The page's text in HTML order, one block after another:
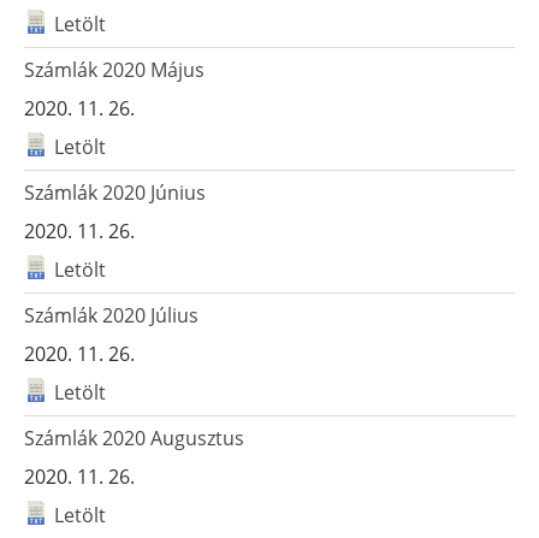
Letölt
Számlák 2020 Május
2020. 11. 26.
Letölt
Számlák 2020 Június
2020. 11. 26.
Letölt
Számlák 2020 Július
2020. 11. 26.
Letölt
Számlák 2020 Augusztus
2020. 11. 26.
Letölt